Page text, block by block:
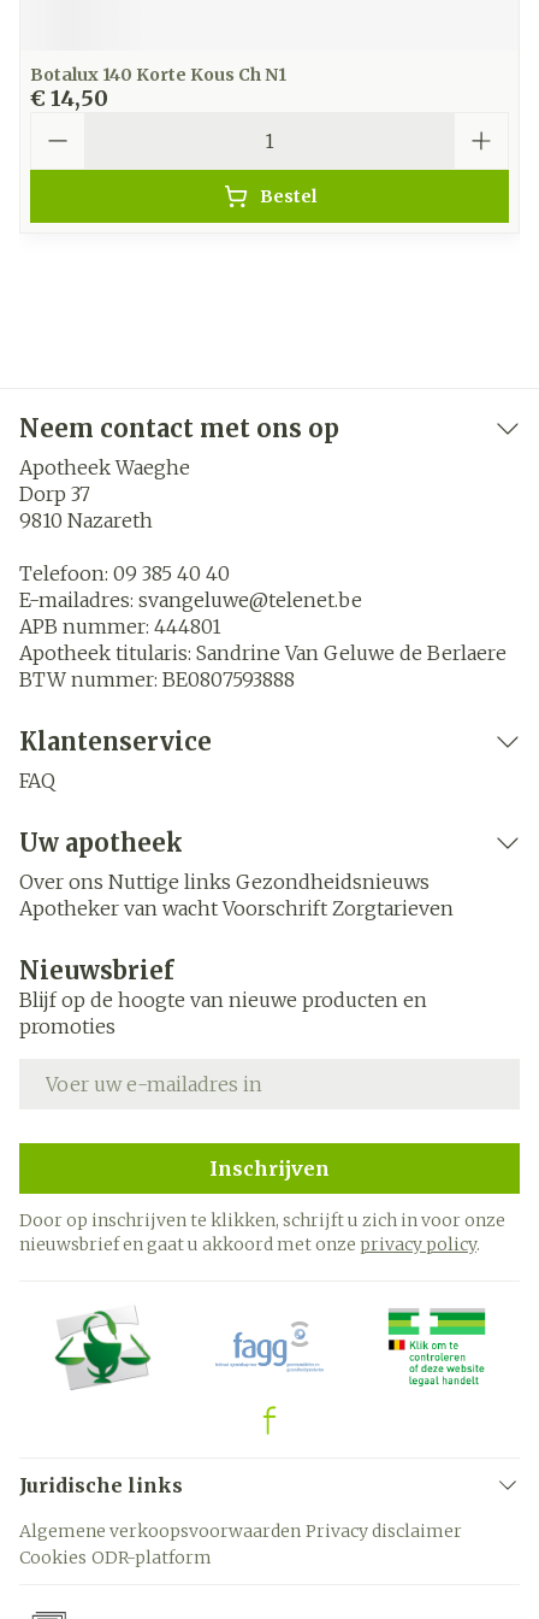
Botalux 140 Korte Kous Ch N1
€ 14,50
Bestel
Neem contact met ons op
Apotheek Waeghe
Dorp 37
9810 Nazareth
Telefoon: 09 385 40 40
E-mailadres: svangeluwe@telenet.be
APB nummer: 444801
Apotheek titularis: Sandrine Van Geluwe de Berlaere
BTW nummer: BE0807593888
Klantenservice
FAQ
Uw apotheek
Over ons Nuttige links Gezondheidsnieuws
Apotheker van wacht Voorschrift Zorgtarieven
Nieuwsbrief
Blijf op de hoogte van nieuwe producten en
promoties
Inschrijven
Door op inschrijven te klikken, schrijft u zich in voor onze
nieuwsbrief en gaat u akkoord met onze privacy policy.
Juridische links
Algemene verkoopsvoorwaarden Privacy disclaimer
Cookies ODR-platform